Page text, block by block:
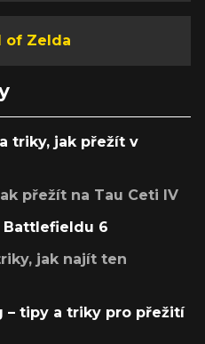
of Zelda
triky, jak přežít v
přežít na Tau Ceti IV
Battlefieldu 6
jak najít ten
– tipy a triky pro přežití